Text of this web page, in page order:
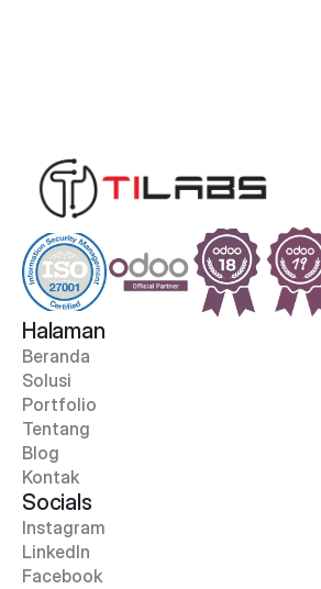
Halaman
Beranda
Solusi
Portfolio
Tentang
Blog
Kontak
Socials
Instagram
LinkedIn
Facebook